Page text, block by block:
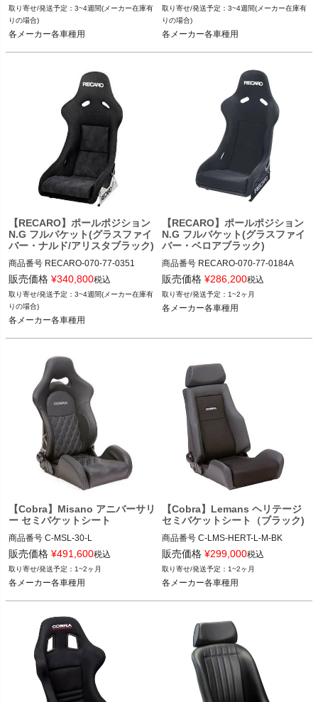
12TGW"RECARO-070.77.0885"
3~4週間(メーカー在庫有
りの場合)
各メーカー各車種用
12TGW"RECARO-070.77.0886"
3~4週間(メーカー在庫有
りの場合)
各メーカー各車種用
【RECARO】ポールポジション
N.G フルバケット(グラスファイ
バー・ナルド/アリスタブラック)
商品番号 RECARO-070-77-0351
RECARO-070_77_0351
12TGW"RECARO-070.77.0351"
販売価格 ¥340,800税込
3~4週間(メーカー在庫有
りの場合)
各メーカー各車種用
【RECARO】ポールポジション
N.G フルバケット(グラスファイ
バー・ベロアブラック)
商品番号 RECARO-070-77-0184A
RECARO-070_77_0184A
12TGW"RECARO-070.77.0184A"
販売価格 ¥286,200税込
1~2ヶ月
各メーカー各車種用
【Cobra】Misano アニバーサリ
ー セミバケットシート
商品番号 C-MSL-30-L
C_MSL-30-L
12VIVID"C MSL-30-L"
販売価格 ¥491,600税込
1~2ヶ月
各メーカー各車種用
【Cobra】Lemans ヘリテージ
セミバケットシート（ブラック)
商品番号 C-LMS-HERT-L-M-BK
C_LMS-HERT-L-M-BK
12VIVID"C LMS-HERT-L-M-BK"
販売価格 ¥299,000税込
1~2ヶ月
各メーカー各車種用